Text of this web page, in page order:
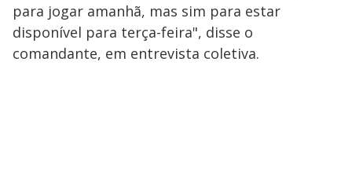
para jogar amanhã, mas sim para estar
disponível para terça-feira", disse o
comandante, em entrevista coletiva.